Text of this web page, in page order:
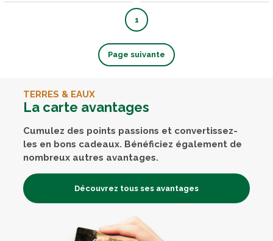
1
Page suivante
TERRES & EAUX
La carte avantages
Cumulez des points passions et convertissez-
les en bons cadeaux. Bénéficiez également de
nombreux autres avantages.
Découvrez tous ses avantages